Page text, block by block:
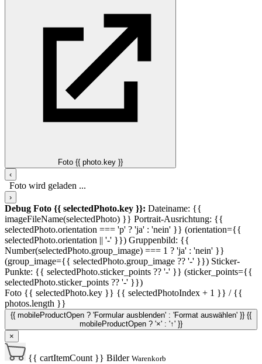
Foto {{ photo.key }}
‹
Foto wird geladen ...
›
Debug Foto {{ selectedPhoto.key }}: Dateiname: {{
imageFileName(selectedPhoto) }} Portrait-Ausrichtung: {{
selectedPhoto.orientation === 'p' ? 'ja' : 'nein' }} (orientation={{
selectedPhoto.orientation || '-' }}) Gruppenbild: {{
Number(selectedPhoto.group_image) === 1 ? 'ja' : 'nein' }}
(group_image={{ selectedPhoto.group_image ?? '-' }}) Sticker-
Punkte: {{ selectedPhoto.sticker_points ?? '-' }} (sticker_points={{
selectedPhoto.sticker_points ?? '-' }})
Foto {{ selectedPhoto.key }} {{ selectedPhotoIndex + 1 }} / {{
photos.length }}
{{ mobileProductOpen ? 'Formular ausblenden' : 'Format auswählen' }} {{
mobileProductOpen ? '×' : '↑' }}
×
{{ cartItemCount }} Bilder Warenkorb